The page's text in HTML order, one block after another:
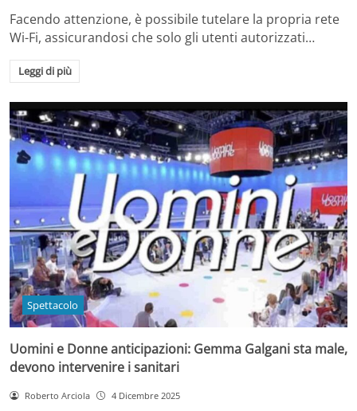
Facendo attenzione, è possibile tutelare la propria rete
Wi-Fi, assicurandosi che solo gli utenti autorizzati…
Leggi di più
Spettacolo
Uomini e Donne anticipazioni: Gemma Galgani sta male,
devono intervenire i sanitari
Roberto Arciola 4 Dicembre 2025